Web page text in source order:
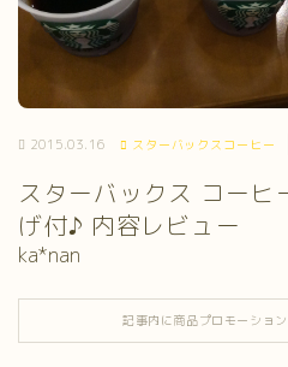
2015.03.16 スターバックスコーヒー
スターバックス コーヒ
げ付♪ 内容レビュー
ka*nan
記事内に商品プロモーショ